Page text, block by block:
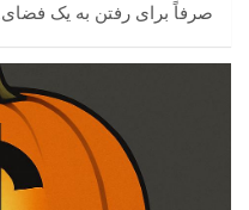
صرفاً برای رفتن به یک فضای…